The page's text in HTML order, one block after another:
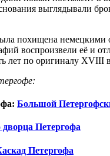
выглядывали
похищена немецкими
воспроизвели её и
лет по оригиналу XVIII
Большой
Петергофа
Петергофа